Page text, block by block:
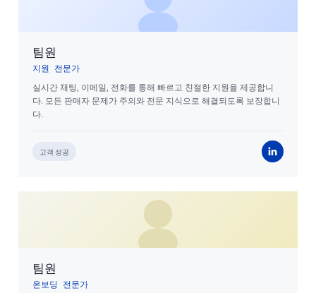
팀원
지원 전문가
실시간 채팅, 이메일, 전화를 통해 빠르고 친절한 지원을 제공합니
다. 모든 판매자 문제가 주의와 전문 지식으로 해결되도록 보장합니
다.
고객 성공
팀원
온보딩 전문가